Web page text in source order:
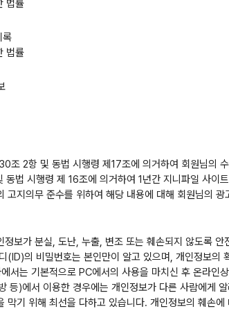
법률
록
법률
조 2항 및 동법 시행령 제17조에 의거하여 회원님의
법 시행령 제 16조에 의거하여 1년간 지니파일 사
고지의무 준수를 위하여 해당 내용에 대해 회원님의
보가 분실, 도난, 누출, 변조 또는 훼손되지 않도록
(ID)의 비밀번호는 본인만이 알고 있으며, 개인정보
서는 기본적으로 PC에서의 사용을 마치신 후 온라
등)에서 이용한 경우에는 개인정보가 다른 사람에게
막기 위해 최선을 다하고 있습니다. 개인정보의 훼손